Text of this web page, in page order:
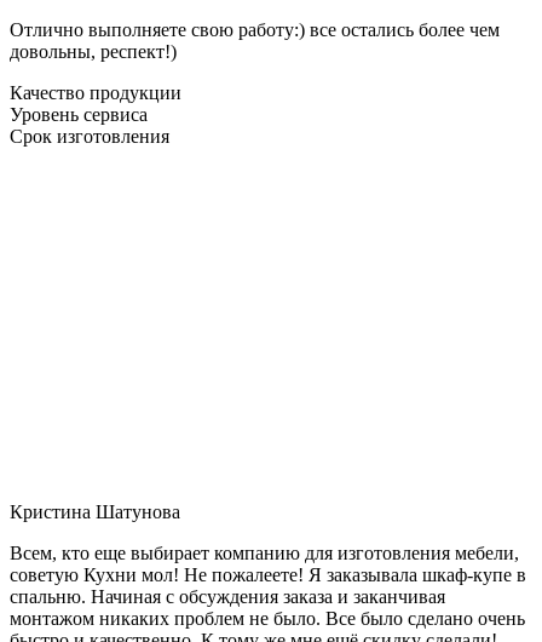
Отлично выполняете свою работу:) все остались более чем
довольны, респект!)
Качество продукции
Уровень сервиса
Срок изготовления
Кристина Шатунова
Всем, кто еще выбирает компанию для изготовления мебели,
советую Кухни мол! Не пожалеете! Я заказывала шкаф-купе в
спальню. Начиная с обсуждения заказа и заканчивая
монтажом никаких проблем не было. Все было сделано очень